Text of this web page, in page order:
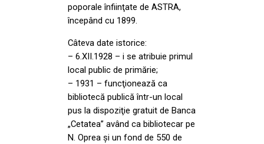
poporale înfiinţate de ASTRA,
începând cu 1899.
Câteva date istorice:
– 6.XII.1928 – i se atribuie primul
local public de primărie;
– 1931 – funcţionează ca
bibliotecă publică într-un local
pus la dispoziţie gratuit de Banca
„Cetatea” având ca bibliotecar pe
N. Oprea şi un fond de 550 de